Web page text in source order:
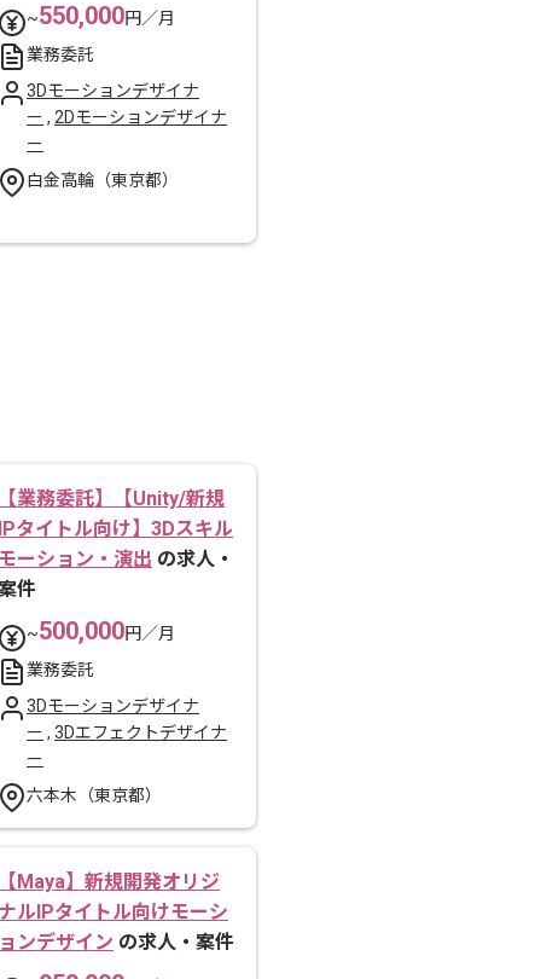
~550,000円／月
業務委託
3Dモーションデザイナ
ー , 2Dモーションデザイナ
ー
白金高輪（東京都）
【業務委託】【Unity/新規
IPタイトル向け】3Dスキル
モーション・演出 の求人・
件
~500,000円／月
業務委託
3Dモーションデザイナ
ー , 3Dエフェクトデザイナ
ー
六本木（東京都）
【Maya】新規開発オリジ
ナルIPタイトル向けモーシ
ョンデザイン の求人・案件